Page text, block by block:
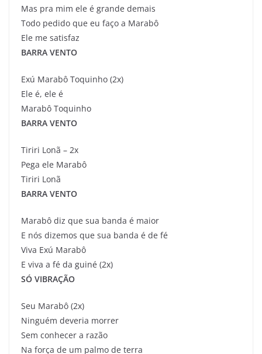
Mas pra mim ele é grande demais
Todo pedido que eu faço a Marabô
Ele me satisfaz
BARRA VENTO
Exú Marabô Toquinho (2x)
Ele é, ele é
Marabô Toquinho
BARRA VENTO
Tiriri Lonã – 2x
Pega ele Marabô
Tiriri Lonã
BARRA VENTO
Marabô diz que sua banda é maior
E nós dizemos que sua banda é de fé
Viva Exú Marabô
E viva a fé da guiné (2x)
SÓ VIBRAÇÃO
Seu Marabô (2x)
Ninguém deveria morrer
Sem conhecer a razão
Na força de um palmo de terra